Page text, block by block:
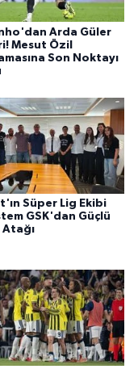
Arda Güler
Mesut Özil
Son Noktayı
Süper Lig Ekibi
GSK'dan Güçlü
Atağı